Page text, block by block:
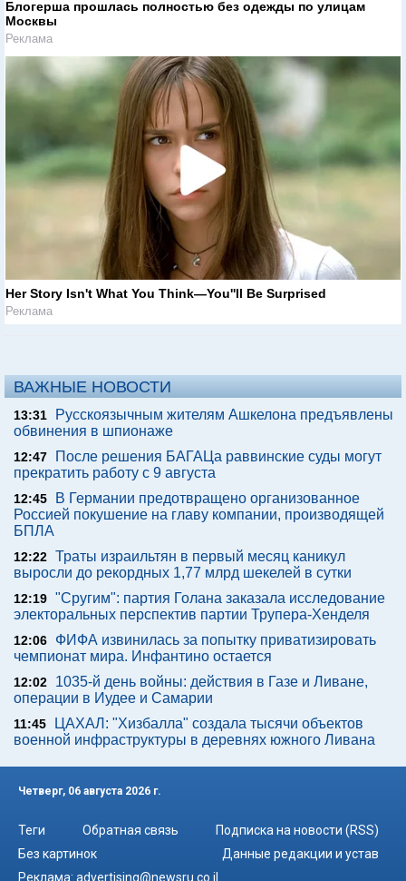
Блогерша прошлась полностью без одежды по улицам
Москвы
Реклама
Her Story Isn't What You Think—You''ll Be Surprised
Реклама
ВАЖНЫЕ НОВОСТИ
13:31
Русскоязычным жителям Ашкелона предъявлены
обвинения в шпионаже
12:47
После решения БАГАЦа раввинские суды могут
прекратить работу с 9 августа
12:45
В Германии предотвращено организованное
Россией покушение на главу компании, производящей
БПЛА
12:22 Траты израильтян в первый месяц каникул
выросли до рекордных 1,77 млрд шекелей в сутки
12:19 "Сругим": партия Голана заказала исследование
электоральных перспектив партии Трупера-Хенделя
12:06
ФИФА извинилась за попытку приватизировать
чемпионат мира. Инфантино остается
12:02
1035-й день войны: действия в Газе и Ливане,
операции в Иудее и Самарии
11:45
ЦАХАЛ: "Хизбалла" создала тысячи объектов
военной инфраструктуры в деревнях южного Ливана
Четверг, 06 августа 2026 г.
Теги Обратная связь
Подписка на новости (RSS)
Без картинок
Данные редакции и устав
Реклама: advertising@newsru.co.il